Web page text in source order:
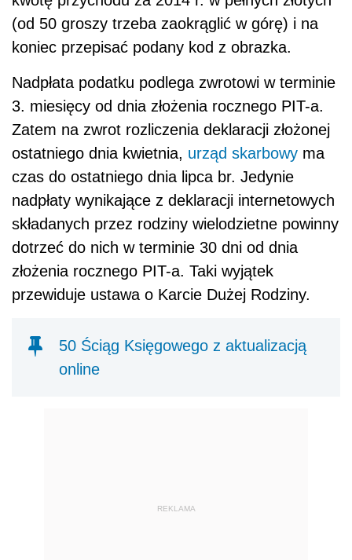
(od 50 groszy trzeba zaokrąglić w górę) i na
koniec przepisać podany kod z obrazka.
Nadpłata podatku podlega zwrotowi w terminie
3. miesięcy od dnia złożenia rocznego PIT-a.
Zatem na zwrot rozliczenia deklaracji złożonej
ostatniego dnia kwietnia, urząd skarbowy ma
czas do ostatniego dnia lipca br. Jedynie
nadpłaty wynikające z deklaracji internetowych
składanych przez rodziny wielodzietne powinny
dotrzeć do nich w terminie 30 dni od dnia
złożenia rocznego PIT-a. Taki wyjątek
przewiduje ustawa o Karcie Dużej Rodziny.
50 Ściąg Księgowego z aktualizacją
online
REKLAMA